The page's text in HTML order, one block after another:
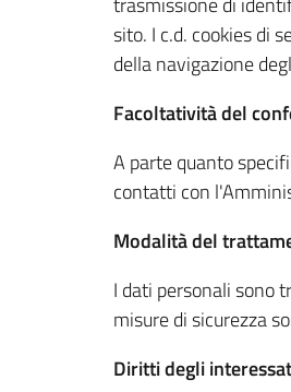
sito. I c.d. cookies di
della navigazione
Facoltatività del
A parte quanto
contatti con
Modalità del
I dati personali sono
misure di sicurezza
Diritti degli